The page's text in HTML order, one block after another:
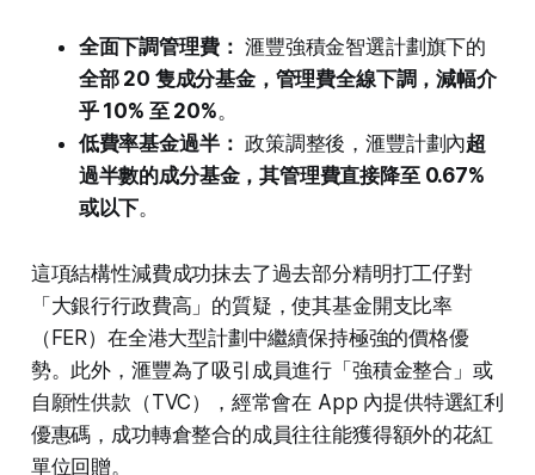
全面下調管理費： 滙豐強積金智選計劃旗下的
全部 20 隻成分基金，管理費全線下調，減幅介
乎 10% 至 20%。
低費率基金過半： 政策調整後，滙豐計劃內超
過半數的成分基金，其管理費直接降至 0.67%
或以下。
這項結構性減費成功抹去了過去部分精明打工仔對
「大銀行行政費高」的質疑，使其基金開支比率
（FER）在全港大型計劃中繼續保持極強的價格優
勢。此外，滙豐為了吸引成員進行「強積金整合」或
自願性供款（TVC），經常會在 App 內提供特選紅利
優惠碼，成功轉倉整合的成員往往能獲得額外的花紅
單位回贈。